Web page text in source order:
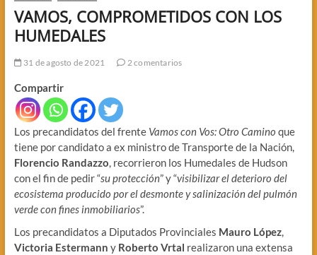
VAMOS, COMPROMETIDOS CON LOS
HUMEDALES
31 de agosto de 2021 2 comentarios
Compartir
Los precandidatos del frente Vamos con Vos: Otro Camino que
tiene por candidato a ex ministro de Transporte de la Nación,
Florencio Randazzo, recorrieron los Humedales de Hudson
con el fin de pedir “su protección” y “visibilizar el deterioro del
ecosistema producido por el desmonte y salinización del pulmón
verde con fines inmobiliarios”.
Los precandidatos a Diputados Provinciales Mauro López,
Victoria Estermann y Roberto Vrtal realizaron una extensa